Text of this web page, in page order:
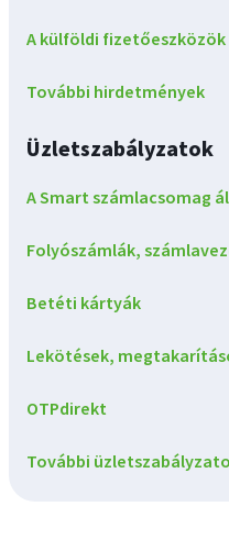
A külföldi
További hirdetmények
Üzletszabályzatok
A Smart számlacsomag
Folyószámlák,
Betéti kártyák
Lekötések,
OTPdirekt
További